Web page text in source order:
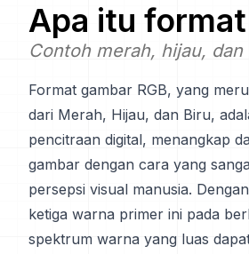
Apa itu format
Contoh merah, hijau,
Format gambar RGB, yang
dari Merah, Hijau, dan Biru,
pencitraan digital, menangkap
gambar dengan cara yang
persepsi visual manusia.
ketiga warna primer ini pada
spektrum warna yang luas